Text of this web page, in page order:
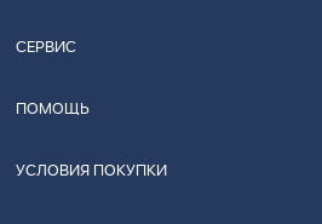
СЕРВИС
ПОМОЩЬ
УСЛОВИЯ ПОКУПКИ